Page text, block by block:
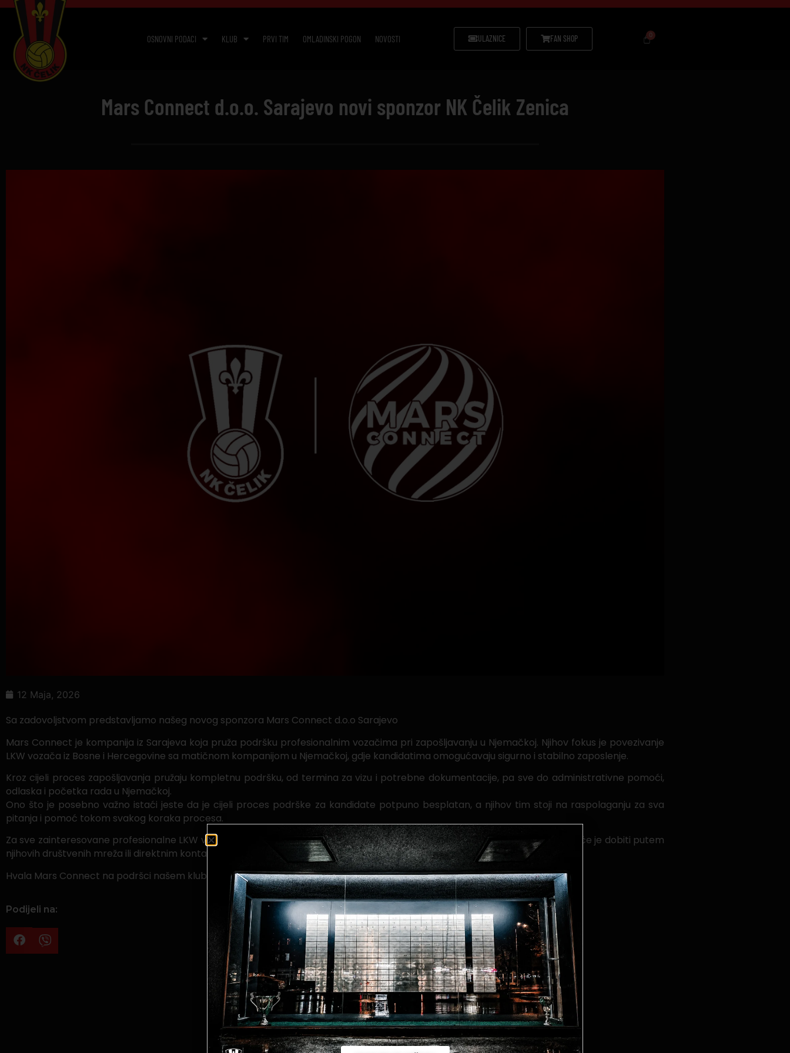
OSNOVNI PODACI KLUB PRVI TIM OMLADINSKI POGON NOVOSTI ULAZNICE FAN SHOP
Mars Connect d.o.o. Sarajevo novi sponzor NK Čelik Zenica
12 Maja, 2026
Sa zadovoljstvom predstavljamo našeg novog sponzora Mars Connect d.o.o Sarajevo
Mars Connect je kompanija iz Sarajeva koja pruža podršku profesionalnim vozačima pri zapošljavanju u Njemačkoj. Njihov fokus je povezivanje
LKW vozača iz Bosne i Hercegovine sa matičnom kompanijom u Njemačkoj, gdje kandidatima omogućavaju sigurno i stabilno zaposlenje.
Kroz cijeli proces zapošljavanja pružaju kompletnu podršku, od termina za vizu i potrebne dokumentacije, pa sve do administrativne pomoći,
odlaska i početka rada u Njemačkoj.
Ono što je posebno važno istaći jeste da je cijeli proces podrške za kandidate potpuno besplatan, a njihov tim stoji na raspolaganju za sva
pitanja i pomoć tokom svakog koraka procesa.
Za sve zainteresovane profesionalne LKW vozače, Mars Connect kontinuirano ima otvorene pozicije, a više informacija moguće je dobiti putem
njihovih društvenih mreža ili direktnim kontaktom sa timom.
Hvala Mars Connect na podršci našem klubu.
Podijeli na: